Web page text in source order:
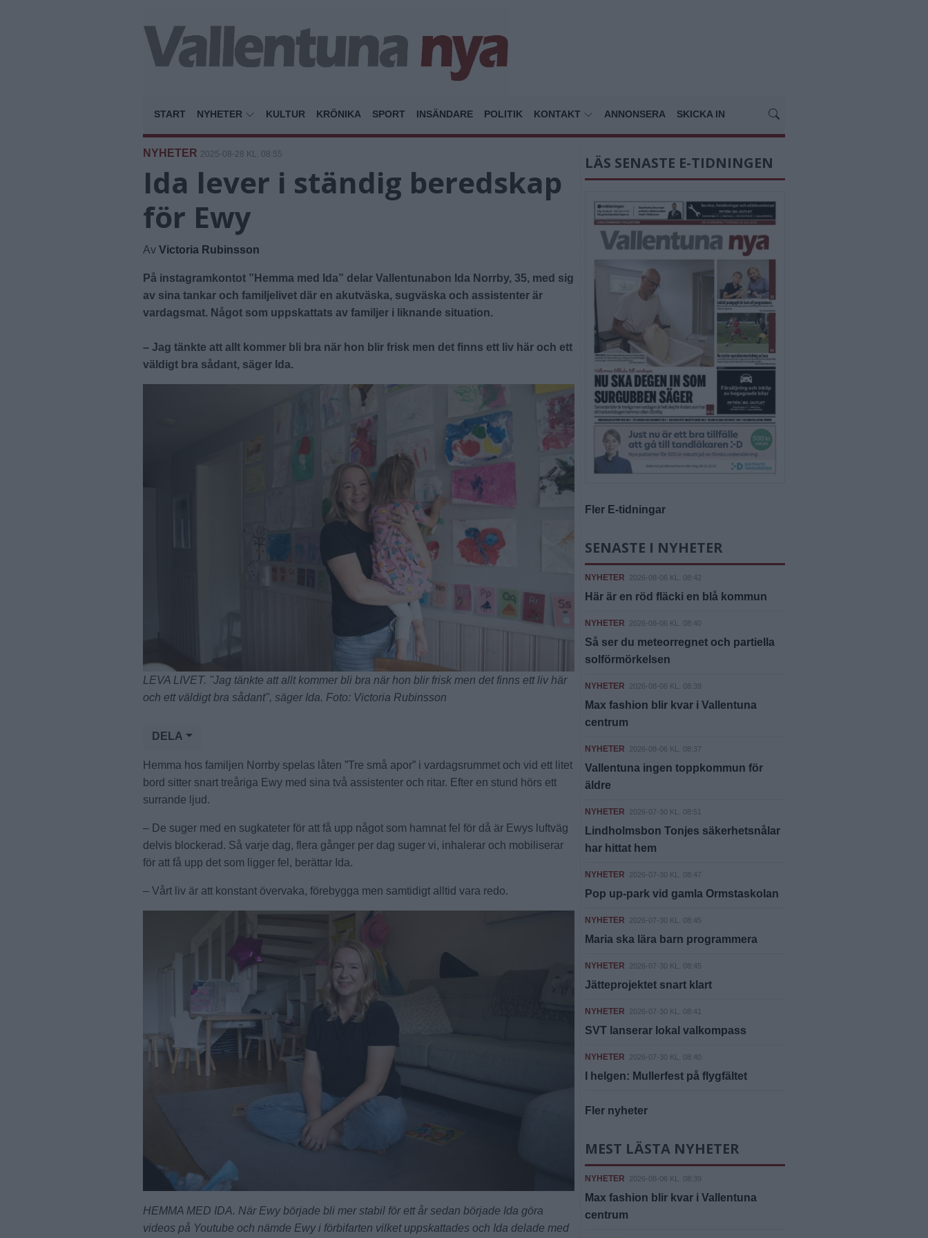
START NYHETER KULTUR KRÖNIKA SPORT INSÄNDARE POLITIK KONTAKT ANNONSERA SKICKA IN
NYHETER 2025-08-28 KL. 08:55
Ida lever i ständig beredskap
för Ewy
Av Victoria Rubinsson
På instagramkontot ”Hemma med Ida” delar Vallentunabon Ida Norrby, 35, med sig
av sina tankar och familjelivet där en akutväska, sugväska och assistenter är
vardagsmat. Något som uppskattats av familjer i liknande situation.
– Jag tänkte att allt kommer bli bra när hon blir frisk men det finns ett liv här och ett
väldigt bra sådant, säger Ida.
LEVA LIVET. "Jag tänkte att allt kommer bli bra när hon blir frisk men det finns ett liv här
och ett väldigt bra sådant", säger Ida. Foto: Victoria Rubinsson
DELA
Hemma hos familjen Norrby spelas låten ”Tre små apor” i vardagsrummet och vid ett litet
bord sitter snart treåriga Ewy med sina två assistenter och ritar. Efter en stund hörs ett
surrande ljud.
– De suger med en sugkateter för att få upp något som hamnat fel för då är Ewys luftväg
delvis blockerad. Så varje dag, flera gånger per dag suger vi, inhalerar och mobiliserar
för att få upp det som ligger fel, berättar Ida.
– Vårt liv är att konstant övervaka, förebygga men samtidigt alltid vara redo.
HEMMA MED IDA. När Ewy började bli mer stabil för ett år sedan började Ida göra
videos på Youtube och nämde Ewy i förbifarten vilket uppskattades och Ida delade med
LÄS SENASTE E-TIDNINGEN
Fler E-tidningar
SENASTE I NYHETER
NYHETER 2026-08-06 KL. 08:42
Här är en röd fläcki en blå kommun
NYHETER 2026-08-06 KL. 08:40
Så ser du meteorregnet och partiella
solförmörkelsen
NYHETER 2026-08-06 KL. 08:39
Max fashion blir kvar i Vallentuna
centrum
NYHETER 2026-08-06 KL. 08:37
Vallentuna ingen toppkommun för
äldre
NYHETER 2026-07-30 KL. 08:51
Lindholmsbon Tonjes säkerhetsnålar
har hittat hem
NYHETER 2026-07-30 KL. 08:47
Pop up-park vid gamla Ormstaskolan
NYHETER 2026-07-30 KL. 08:45
Maria ska lära barn programmera
NYHETER 2026-07-30 KL. 08:45
Jätteprojektet snart klart
NYHETER 2026-07-30 KL. 08:41
SVT lanserar lokal valkompass
NYHETER 2026-07-30 KL. 08:40
I helgen: Mullerfest på flygfältet
Fler nyheter
MEST LÄSTA NYHETER
NYHETER 2026-08-06 KL. 08:39
Max fashion blir kvar i Vallentuna
centrum